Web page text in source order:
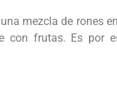
mezcla de rones
con frutas. Es por